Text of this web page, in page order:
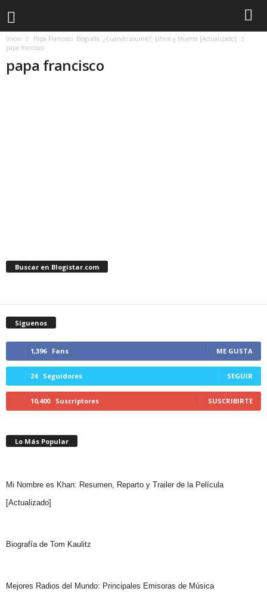
Inicio
Papa Francisco: Biografía, ¿Cuándo asumió?, Libros y Muerte [Actualizado]
papa francisco
papa francisco
Buscar en Blogistar.com
Síguenos
1,396 Fans ME GUSTA
24 Seguidores SEGUIR
10,400 Suscriptores SUSCRIBIRTE
Lo Más Popular
Mi Nombre es Khan: Resumen, Reparto y Trailer de la Película
[Actualizado]
Biografía de Tom Kaulitz
Mejores Radios del Mundo: Principales Emisoras de Música